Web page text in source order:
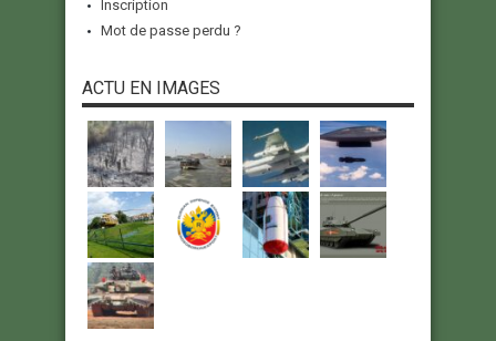
Inscription
Mot de passe perdu ?
ACTU EN IMAGES